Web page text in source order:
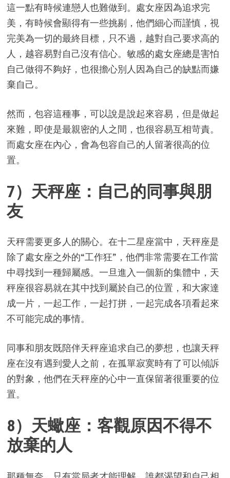
這一點有時候連戀人也難做到。處女座因為追求完
美，有時候會顯得有一些挑剔，他們細心而謹慎，視
完美為一切的最終目標，只不過，越對自己要求高的
人，越容易對自己沒有信心。敏感的處女座總是害怕
自己做得不夠好，也很擔心別人因為自己的缺點而嫌
棄自己。
然而，包容這種事，可以說是說起來容易，但是做起
來難，即使是最親密的人之間，也很容易互相苛責。
而處女座在內心，會為包容自己的人留著很高的位
置。
7）天秤座：自己的同事與朋
友
天秤需要更多人的關心。在十二星座當中，天秤座是
除了處女座之外的“工作狂”，他們非常需要在工作當
中尋找到一種歸屬感。一旦進入一個新的集體中，天
秤座很容易就在其中找到屬於自己的位置，和大家達
成一片，一起工作，一起打拼，一起完成各項看起來
不可能完成的事情。
同事和朋友既陪伴天秤座追求自己的夢想，也讓天秤
座在沒有遇到愛人之前，在孤單寂寞時有了可以傾訴
的對象，他們在天秤座的心中一直保留著很重要的位
置。
8）天蠍座：客觀原因不得不
放棄的人